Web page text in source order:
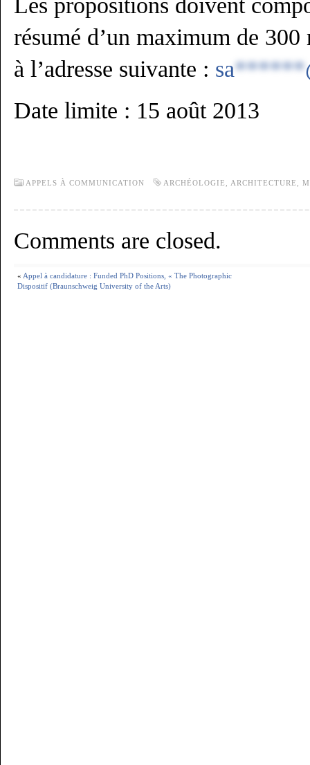
Les propositions doivent
résumé d’un maximum de 300
à l’adresse suivante : sa******
Date limite : 15 août 2013
APPELS À COMMUNICATION ARCHÉOLOGIE ARCHITECTURE
Comments are closed.
« Appel à candidature : Funded PhD Positions, « The Photographic
Dispositif (Braunschweig University of the Arts)